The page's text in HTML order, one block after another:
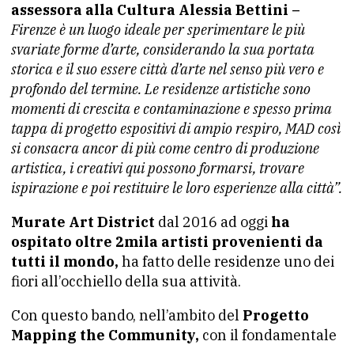
assessora alla Cultura Alessia Bettini –
Firenze è un luogo ideale per sperimentare le più
svariate forme d’arte, considerando la sua portata
storica e il suo essere città d’arte nel senso più vero e
profondo del termine. Le residenze artistiche sono
momenti di crescita e contaminazione e spesso prima
tappa di progetto espositivi di ampio respiro, MAD così
si consacra ancor di più come centro di produzione
artistica, i creativi qui possono formarsi, trovare
ispirazione e poi restituire le loro esperienze alla città”.
Murate Art District dal 2016 ad oggi ha
ospitato oltre 2mila artisti provenienti da
tutti il mondo, ha fatto delle residenze uno dei
fiori all’occhiello della sua attività.
Con questo bando, nell’ambito del Progetto
Mapping the Community, con il fondamentale